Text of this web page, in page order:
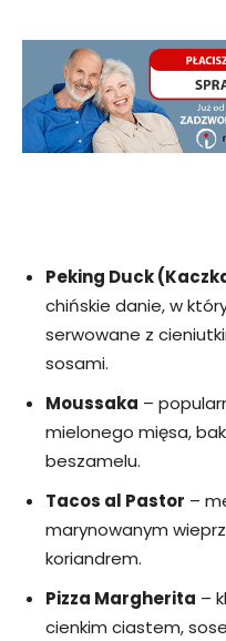
Peking Duck
chińskie danie, w
serwowane z
sosami.
Moussaka –
mielonego mięsa,
beszamelu.
Tacos al Pastor –
marynowanym
koriandrem.
Pizza Margherita –
cienkim ciastem,